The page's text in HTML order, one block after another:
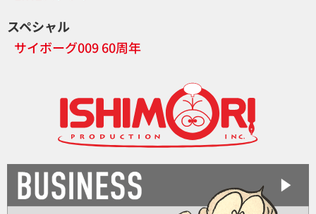
スペシャル
サイボーグ009 60周年